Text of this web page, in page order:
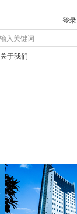
登录
关于我们